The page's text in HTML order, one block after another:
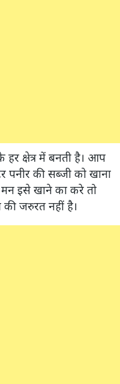
क्षेत्र में बनती है। आप
पनीर की सब्जी को खाना
इसे खाने का करे तो
जरुरत नहीं है।